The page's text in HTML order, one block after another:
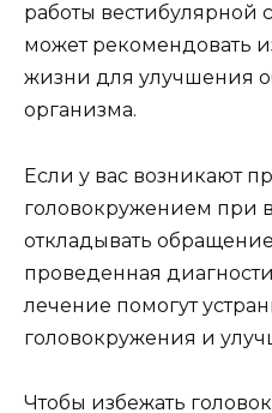
работы вестибулярной
может рекомендовать
жизни для улучшения
организма.
Если у вас возникают
головокружением при
откладывать
проведенная
лечение помогут
головокружения и
Чтобы избежать